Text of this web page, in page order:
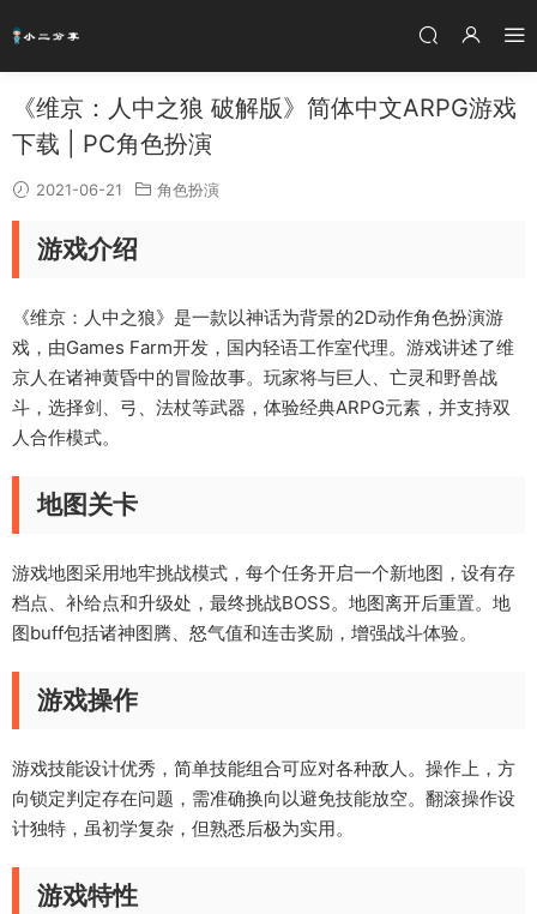
《维京：人中之狼 破解版》简体中文ARPG游戏
下载 | PC角色扮演
2021-06-21 角色扮演
游戏介绍
《维京：人中之狼》是一款以神话为背景的2D动作角色扮演游
戏，由Games Farm开发，国内轻语工作室代理。游戏讲述了维
京人在诸神黄昏中的冒险故事。玩家将与巨人、亡灵和野兽战
斗，选择剑、弓、法杖等武器，体验经典ARPG元素，并支持双
人合作模式。
地图关卡
游戏地图采用地牢挑战模式，每个任务开启一个新地图，设有存
档点、补给点和升级处，最终挑战BOSS。地图离开后重置。地
图buff包括诸神图腾、怒气值和连击奖励，增强战斗体验。
游戏操作
游戏技能设计优秀，简单技能组合可应对各种敌人。操作上，方
向锁定判定存在问题，需准确换向以避免技能放空。翻滚操作设
计独特，虽初学复杂，但熟悉后极为实用。
游戏特性